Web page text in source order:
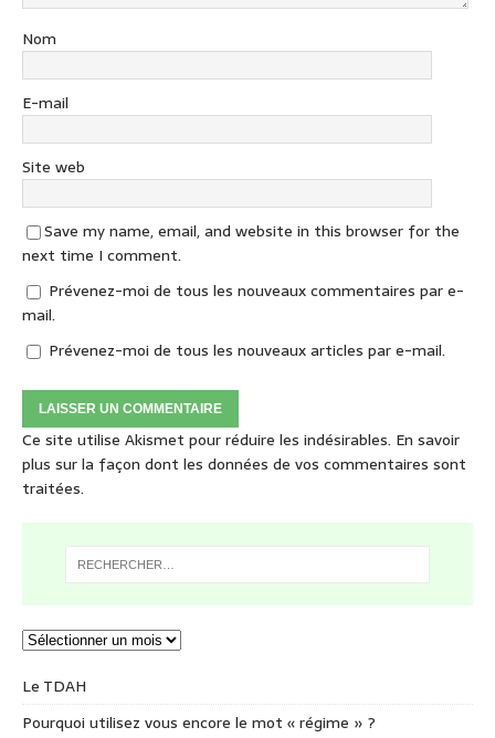
Nom
E-mail
Site web
Save my name, email, and website in this browser for the
next time I comment.
Prévenez-moi de tous les nouveaux commentaires par e-
mail.
Prévenez-moi de tous les nouveaux articles par e-mail.
Ce site utilise Akismet pour réduire les indésirables. En savoir
plus sur la façon dont les données de vos commentaires sont
traitées.
Le TDAH
Pourquoi utilisez vous encore le mot « régime » ?